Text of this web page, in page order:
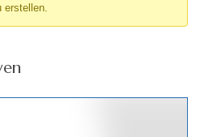
erstellen.